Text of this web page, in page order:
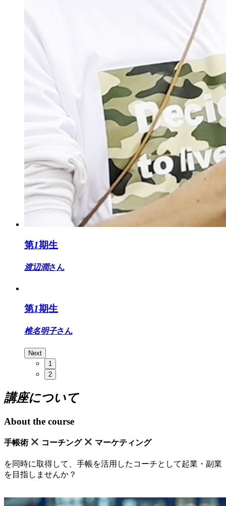
第1期生
渡辺潤さん
第1期生
椎名明子さん
Next
1
2
講座について
About the course
手帳術 コーチング マーケティング
を同時に取得して、手帳を活用したコーチとして起業・副業
を目指しませんか？